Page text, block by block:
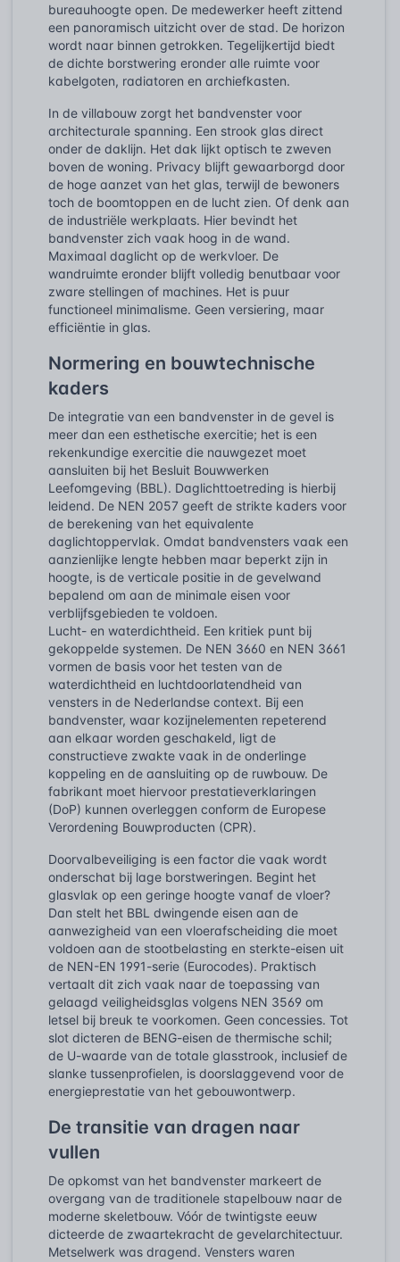
bureauhoogte open. De medewerker heeft zittend
een panoramisch uitzicht over de stad. De horizon
wordt naar binnen getrokken. Tegelijkertijd biedt
de dichte borstwering eronder alle ruimte voor
kabelgoten, radiatoren en archiefkasten.
In de villabouw zorgt het bandvenster voor
architecturale spanning. Een strook glas direct
onder de daklijn. Het dak lijkt optisch te zweven
boven de woning. Privacy blijft gewaarborgd door
de hoge aanzet van het glas, terwijl de bewoners
toch de boomtoppen en de lucht zien. Of denk aan
de industriële werkplaats. Hier bevindt het
bandvenster zich vaak hoog in de wand.
Maximaal daglicht op de werkvloer. De
wandruimte eronder blijft volledig benutbaar voor
zware stellingen of machines. Het is puur
functioneel minimalisme. Geen versiering, maar
efficiëntie in glas.
Normering en bouwtechnische
kaders
De integratie van een bandvenster in de gevel is
meer dan een esthetische exercitie; het is een
rekenkundige exercitie die nauwgezet moet
aansluiten bij het Besluit Bouwwerken
Leefomgeving (BBL). Daglichttoetreding is hierbij
leidend. De NEN 2057 geeft de strikte kaders voor
de berekening van het equivalente
daglichtoppervlak. Omdat bandvensters vaak een
aanzienlijke lengte hebben maar beperkt zijn in
hoogte, is de verticale positie in de gevelwand
bepalend om aan de minimale eisen voor
verblijfsgebieden te voldoen.
Lucht- en waterdichtheid. Een kritiek punt bij
gekoppelde systemen. De NEN 3660 en NEN 3661
vormen de basis voor het testen van de
waterdichtheid en luchtdoorlatendheid van
vensters in de Nederlandse context. Bij een
bandvenster, waar kozijnelementen repeterend
aan elkaar worden geschakeld, ligt de
constructieve zwakte vaak in de onderlinge
koppeling en de aansluiting op de ruwbouw. De
fabrikant moet hiervoor prestatieverklaringen
(DoP) kunnen overleggen conform de Europese
Verordening Bouwproducten (CPR).
Doorvalbeveiliging is een factor die vaak wordt
onderschat bij lage borstweringen. Begint het
glasvlak op een geringe hoogte vanaf de vloer?
Dan stelt het BBL dwingende eisen aan de
aanwezigheid van een vloerafscheiding die moet
voldoen aan de stootbelasting en sterkte-eisen uit
de NEN-EN 1991-serie (Eurocodes). Praktisch
vertaalt dit zich vaak naar de toepassing van
gelaagd veiligheidsglas volgens NEN 3569 om
letsel bij breuk te voorkomen. Geen concessies. Tot
slot dicteren de BENG-eisen de thermische schil;
de U-waarde van de totale glasstrook, inclusief de
slanke tussenprofielen, is doorslaggevend voor de
energieprestatie van het gebouwontwerp.
De transitie van dragen naar
vullen
De opkomst van het bandvenster markeert de
overgang van de traditionele stapelbouw naar de
moderne skeletbouw. Vóór de twintigste eeuw
dicteerde de zwaartekracht de gevelarchitectuur.
Metselwerk was dragend. Vensters waren